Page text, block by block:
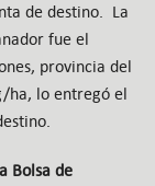
de destino. La
fue el
provincia del
ha, lo entregó el
Bolsa de